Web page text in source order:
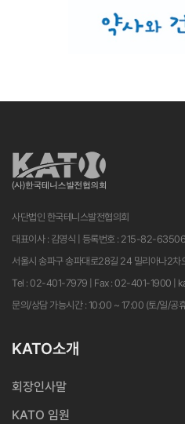
사단법인 한국테니스발전협의회
대표이사 : 김영식 | 등록번호 : 215-82-63506
서울시 송파구 송파대로28길 24 밀리아나2
Tel : 02-401-7979 | Fax : 02-401-1900 |
문의/상담 가능시간 : 10:00 ~ 17:00 (토/일/공
KATO소개
회장인사말
KATO 임원